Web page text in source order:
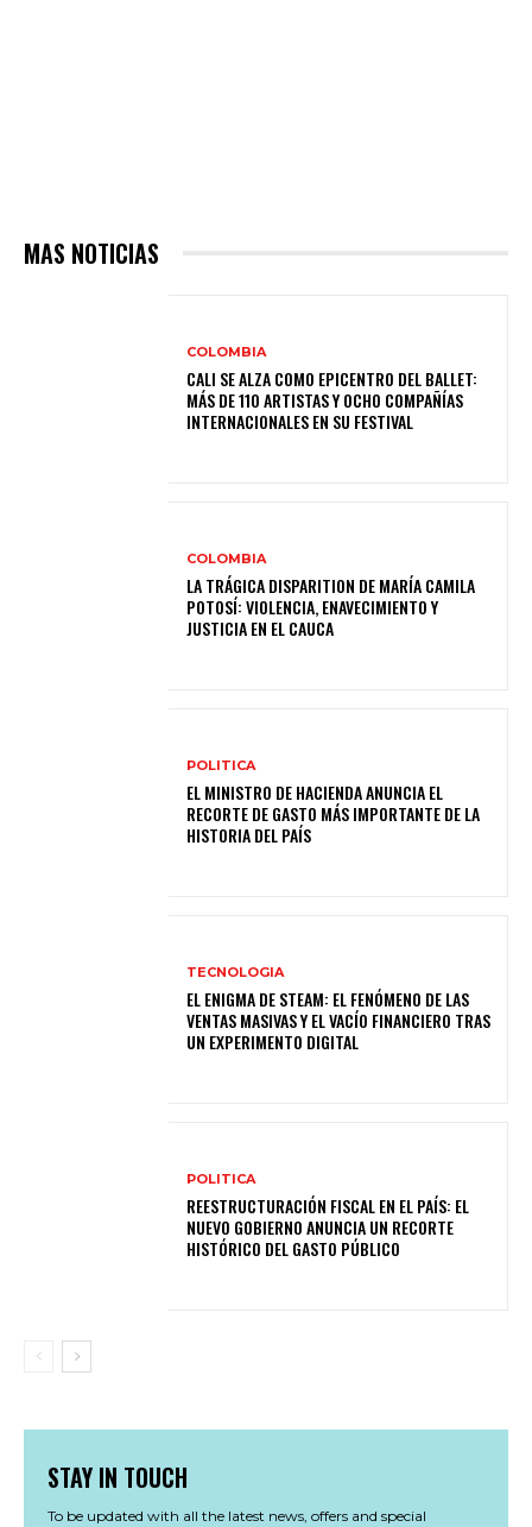
MAS NOTICIAS
COLOMBIA
CALI SE ALZA COMO EPICENTRO DEL BALLET:
MÁS DE 110 ARTISTAS Y OCHO COMPAÑÍAS
INTERNACIONALES EN SU FESTIVAL
COLOMBIA
LA TRÁGICA DISPARITION DE MARÍA CAMILA
POTOSÍ: VIOLENCIA, ENAVECIMIENTO Y
JUSTICIA EN EL CAUCA
POLITICA
EL MINISTRO DE HACIENDA ANUNCIA EL
RECORTE DE GASTO MÁS IMPORTANTE DE LA
HISTORIA DEL PAÍS
TECNOLOGIA
EL ENIGMA DE STEAM: EL FENÓMENO DE LAS
VENTAS MASIVAS Y EL VACÍO FINANCIERO TRAS
UN EXPERIMENTO DIGITAL
POLITICA
REESTRUCTURACIÓN FISCAL EN EL PAÍS: EL
NUEVO GOBIERNO ANUNCIA UN RECORTE
HISTÓRICO DEL GASTO PÚBLICO
STAY IN TOUCH
To be updated with all the latest news, offers and special